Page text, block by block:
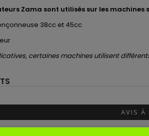
Zama sont utilisés sur les machines
38cc et 45cc
certaines machines utilisent
AVIS À